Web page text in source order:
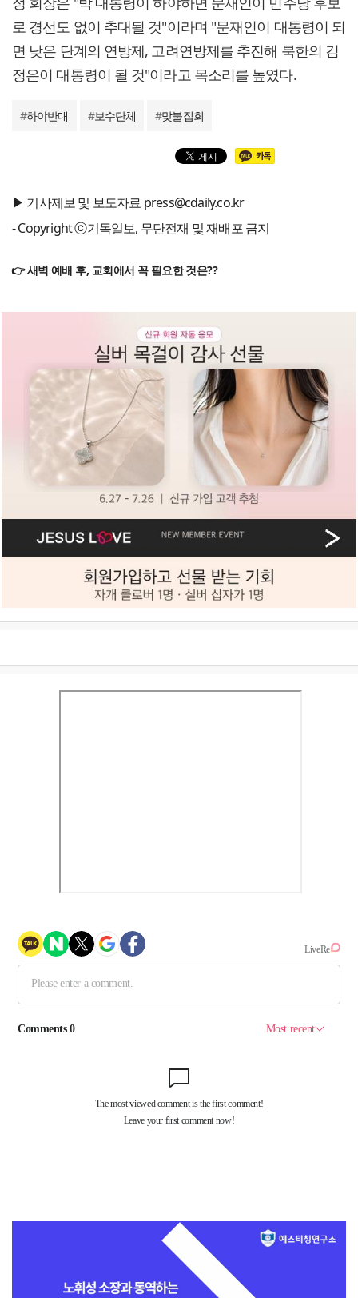
로 경선도 없이 추대될 것"이라며 "문재인이 대통령이 되
면 낮은 단계의 연방제, 고려연방제를 추진해 북한의 김
정은이 대통령이 될 것"이라고 목소리를 높였다.
#하야반대 #보수단체 #맞불집회
▶ 기사제보 및 보도자료 press@cdaily.co.kr
- Copyright ⓒ기독일보, 무단전재 및 재배포 금지
👉 새벽 예배 후, 교회에서 꼭 필요한 것은??